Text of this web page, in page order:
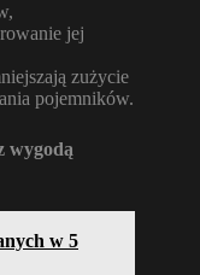
jej
zużycie
pojemników.
wygodą
w 5